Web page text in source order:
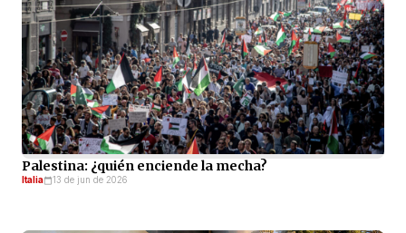
Palestina: ¿quién enciende la mecha?
Italia 13 de jun de 2026